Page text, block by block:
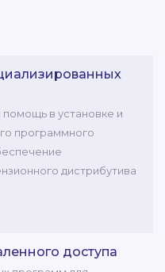
помощь в установке и
программного
дистрибутива
доступа